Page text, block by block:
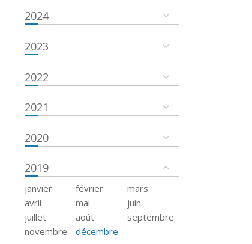
2024
2023
2022
2021
2020
2019
janvier février
mars
avril
mai
juin
juillet
août
septembre
novembre
décembre